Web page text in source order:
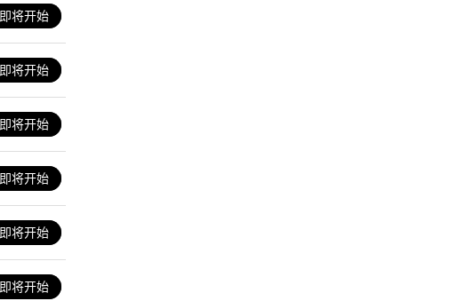
即将开始
即将开始
即将开始
即将开始
即将开始
即将开始